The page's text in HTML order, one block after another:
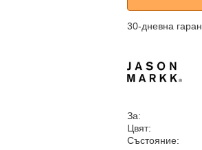
30-дневна
За:
Цвят:
Състояние: